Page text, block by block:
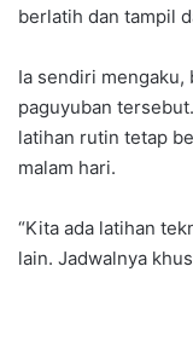
berlatih dan tampil
Ia sendiri
paguyuban
latihan rutin tetap
malam hari.
“Kita ada latihan
lain. Jadwalnya